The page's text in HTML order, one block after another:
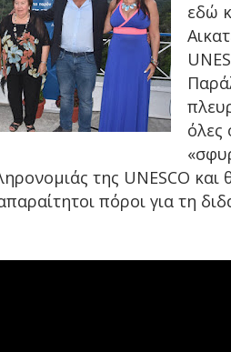
εδώ
όλες
της UNESCO
πόροι για τη